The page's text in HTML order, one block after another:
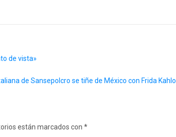
de vista»
de Sansepolcro se tiñe de México con Frida Kahlo
están marcados con *